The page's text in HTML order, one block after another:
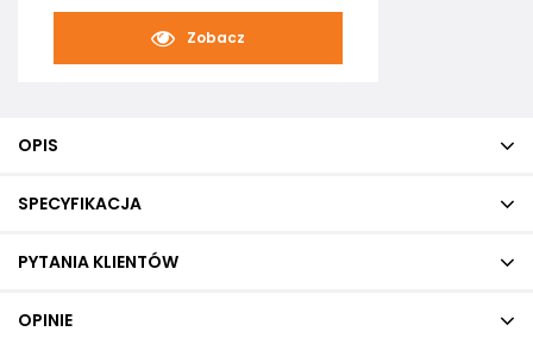
Zobacz
OPIS
SPECYFIKACJA
PYTANIA KLIENTÓW
OPINIE